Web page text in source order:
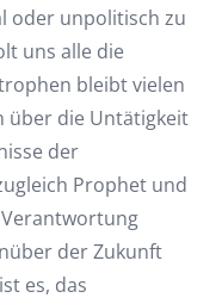
oder unpolitisch zu
uns alle die
bleibt vielen
über die Untätigkeit
der
Prophet und
der Zukunft
es, das